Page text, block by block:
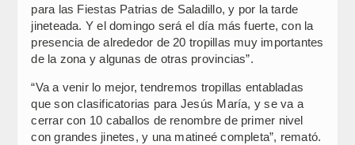
para las Fiestas Patrias de Saladillo, y por la tarde
jineteada. Y el domingo será el día más fuerte, con la
presencia de alrededor de 20 tropillas muy importantes
de la zona y algunas de otras provincias”.
“Va a venir lo mejor, tendremos tropillas entabladas
que son clasificatorias para Jesús María, y se va a
cerrar con 10 caballos de renombre de primer nivel
con grandes jinetes, y una matineé completa”, remató.